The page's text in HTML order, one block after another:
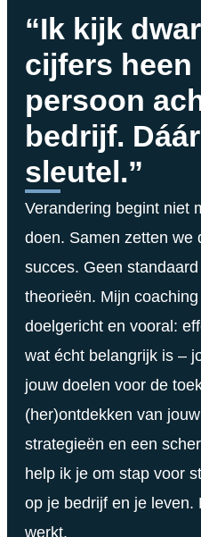
“Ik kijk
cijfers heen
persoon
bedrijf.
sleutel.”
Verandering begint niet
doen. Samen zetten we
succes. Geen
theorieën. Mijn
doelgericht en vooral:
wat écht belangrijk is –
jouw doelen voor de
(her)ontdekken van
strategieën en een
help ik je om stap voor
op je bedrijf en je leven.
werkt.